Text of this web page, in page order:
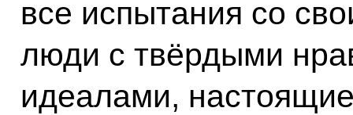
все испытания со
люди с твёрдыми
идеалами,